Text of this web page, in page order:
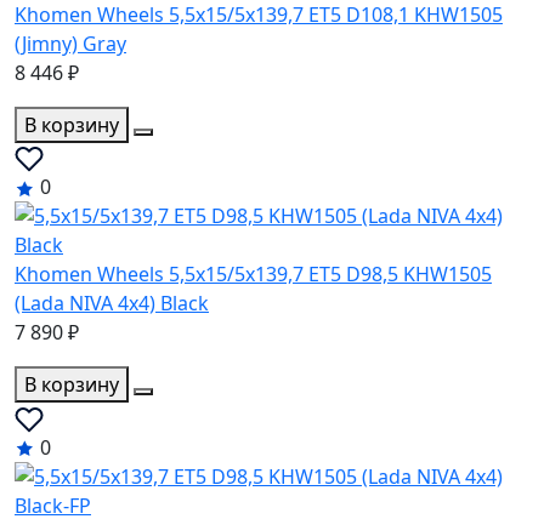
Khomen Wheels 5,5x15/5x139,7 ET5 D108,1 KHW1505
(Jimny) Gray
8 446 ₽
В корзину
0
Khomen Wheels 5,5x15/5x139,7 ET5 D98,5 KHW1505
(Lada NIVA 4x4) Black
7 890 ₽
В корзину
0